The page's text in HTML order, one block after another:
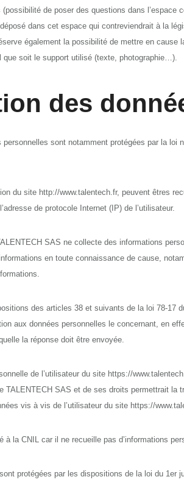
de poser des questions dans
dans cet espace qui contreviendrait à la
également la possibilité de mettre en
que soit le support utilisé (texte, photographie…).
des
personnelles sont notamment protégées par la loi
du site http://www.talentech.fr, peuvent êtres
de protocole Internet (IP) de l’utilisateur.
SAS ne collecte des informations
en toute connaissance de cause,
des articles 38 et suivants de la loi 78-17
aux données personnelles le concernant, en
la réponse doit être envoyée.
de l’utilisateur du site https://
TALENTECH SAS et de ses droits permettrait
vis à vis de l’utilisateur du site https://
à la CNIL car il ne recueille pas d’informations
protégées par les dispositions de la loi du